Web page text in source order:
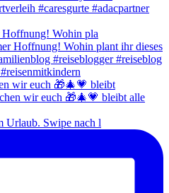
Hoffnung! Wohin pla
wir euch 🎁🎄💗 bleibt
Urlaub. Swipe nach l